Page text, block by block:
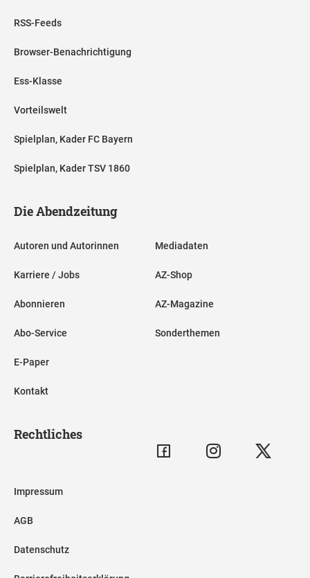
RSS-Feeds
Browser-Benachrichtigung
Ess-Klasse
Vorteilswelt
Spielplan, Kader FC Bayern
Spielplan, Kader TSV 1860
Die Abendzeitung
Autoren und Autorinnen
Karriere / Jobs
Abonnieren
Abo-Service
E-Paper
Kontakt
Mediadaten
AZ-Shop
AZ-Magazine
Sonderthemen
Rechtliches
Impressum
AGB
Datenschutz